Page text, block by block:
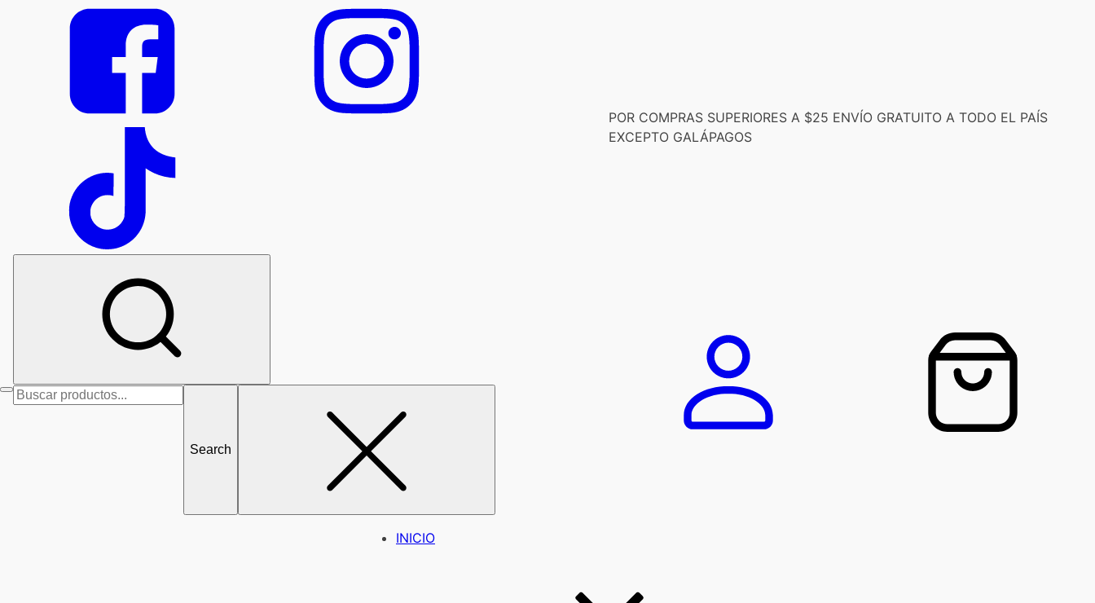
POR COMPRAS SUPERIORES A $25 ENVÍO GRATUITO A TODO EL PAÍS
EXCEPTO GALÁPAGOS
Search
INICIO